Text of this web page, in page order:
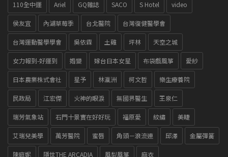
110全中運 Ariel GQ雜誌 SACO S Hotel video
侯友宜 內湖草莓季 台北醫院 台灣復健醫學會
台灣運動醫學學會 吳依霖 土雞 坪林 天空之城
女力報到-好運到 婚變 嫁台日本女星 布袋戲風箏 愛紗
日本農業株式會社 星予 林瀛洲 柯文哲 樂生療養院
民政局 江宏傑 火神的眼淚 無國界醫生 王泉仁
瑞芳氣象站 石門十景實在好好玩 福原愛 紋繡 美睫
艾瑞兒美學 萬芳醫院 蜜唇 角頭－浪流連 邱澤 金屬彈簧
陳庭妮 隱世THE ARCADIA 風梨風箏 麻衣